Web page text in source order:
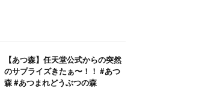
【あつ森】任天堂公式からの突然
のサプライズきたぁ〜！！ #あつ
森 #あつまれどうぶつの森